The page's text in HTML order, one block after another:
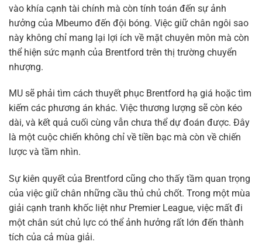
vào khía cạnh tài chính mà còn tính toán đến sự ảnh
hưởng của Mbeumo đến đội bóng. Việc giữ chân ngôi sao
này không chỉ mang lại lợi ích về mặt chuyên môn mà còn
thể hiện sức mạnh của Brentford trên thị trường chuyển
nhượng.
MU sẽ phải tìm cách thuyết phục Brentford hạ giá hoặc tìm
kiếm các phương án khác. Việc thương lượng sẽ còn kéo
dài, và kết quả cuối cùng vẫn chưa thể dự đoán được. Đây
là một cuộc chiến không chỉ về tiền bạc mà còn về chiến
lược và tầm nhìn.
Sự kiên quyết của Brentford cũng cho thấy tầm quan trọng
của việc giữ chân những cầu thủ chủ chốt. Trong một mùa
giải cạnh tranh khốc liệt như Premier League, việc mất đi
một chân sút chủ lực có thể ảnh hưởng rất lớn đến thành
tích của cả mùa giải.